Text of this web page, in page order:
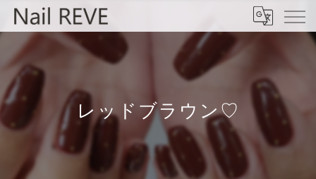
レッドブラウン♡